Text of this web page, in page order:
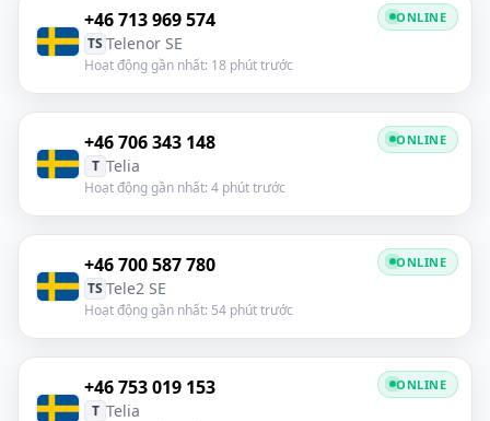
+46 713 969 574
TS Telenor SE
Hoạt động gần nhất: 18 phút trước
ONLINE
+46 706 343 148
T Telia
Hoạt động gần nhất: 4 phút trước
ONLINE
+46 700 587 780
TS Tele2 SE
Hoạt động gần nhất: 54 phút trước
ONLINE
+46 753 019 153
T Telia
ONLINE